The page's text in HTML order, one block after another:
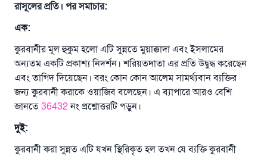
রাসূলের প্রতি। পর সমাচার:
এক:
কুরবানীর মূল হুকুম হলো এটি সুন্নতে মুয়াক্কাদা এবং ইসলামের
অন্যতম একটি প্রকাশ্য নিদর্শন। শরিয়তদাতা এর প্রতি উদ্বুদ্ধ করেছেন
এবং তাগিদ দিয়েছেন। বরং কোন কোন আলেম সামর্থ্যবান ব্যক্তির
জন্য কুরবানী করাকে ওয়াজিব বলেছেন। এ ব্যাপারে আরও বেশি
জানতে 36432নং প্রশ্নোত্তরটি পড়ুন।
দুই:
কুরবানী করা সুন্নত এটি যখন স্থিরিকৃত হল তখন যে ব্যক্তি কুরবানী